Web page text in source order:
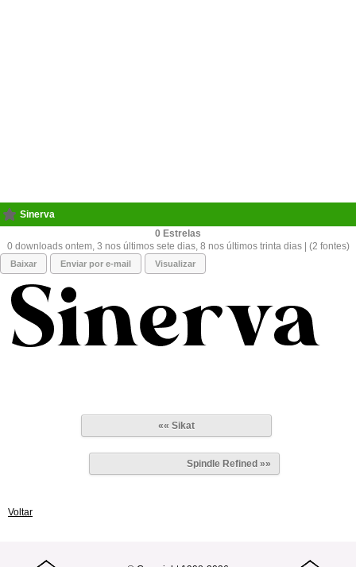
Sinerva
0
0 downloads ontem, 3 nos últimos sete dias, 8 nos últimos trinta dias | (2 fontes)
Baixar Enviar por e-mail Visualizar
«« Sikat
Spindle Refined »»
Voltar